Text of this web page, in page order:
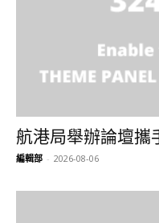
航港局舉辦論壇攜
編輯部 - 2026-08-06